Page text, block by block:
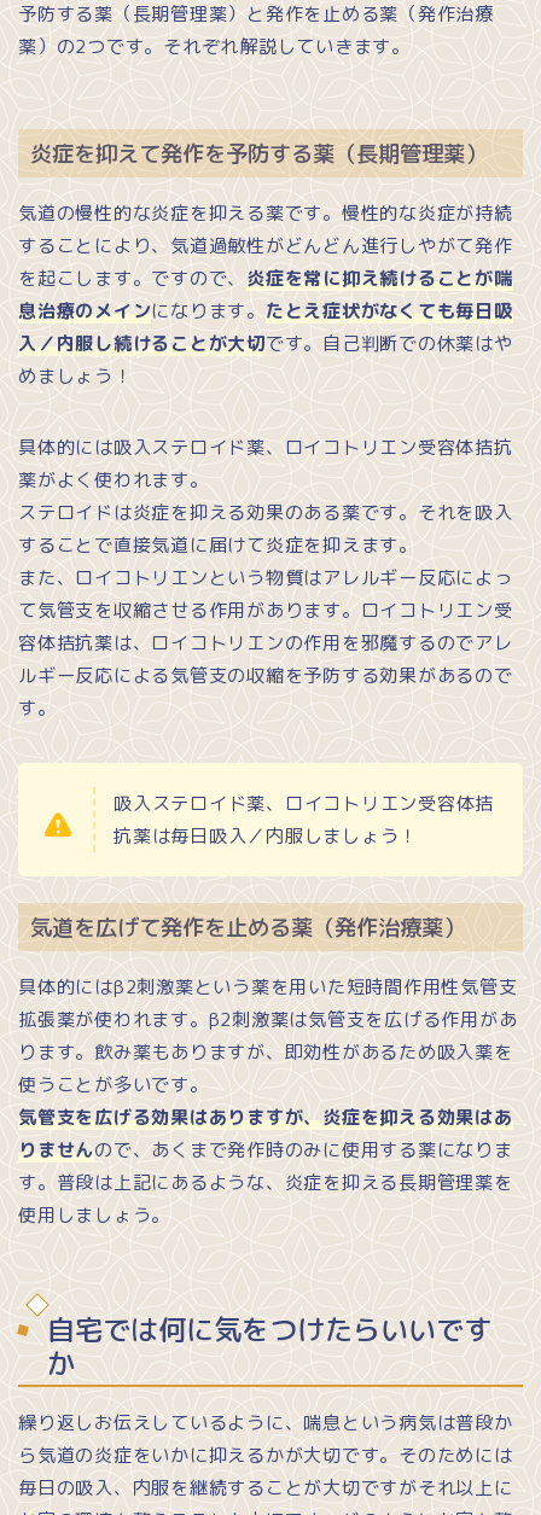
予防する薬（長期管理薬）と発作を止める薬（発作治療
薬）の2つです。それぞれ解説していきます。
炎症を抑えて発作を予防する薬（長期管理薬）
気道の慢性的な炎症を抑える薬です。慢性的な炎症が持続
することにより、気道過敏性がどんどん進行しやがて発作
を起こします。ですので、 炎症を常に抑え続けることが喘
息治療のメインになります。 たとえ症状がなくても毎日吸
入／内服し続けることが大切です。自己判断での休薬はや
めましょう！
具体的には吸入ステロイド薬、ロイコトリエン受容体拮抗
薬がよく使われます。
ステロイドは炎症を抑える効果のある薬です。それを吸入
することで直接気道に届けて炎症を抑えます。
また、ロイコトリエンという物質はアレルギー反応によっ
て気管支を収縮させる作用があります。ロイコトリエン受
容体拮抗薬は、ロイコトリエンの作用を邪魔するのでアレ
ルギー反応による気管支の収縮を予防する効果があるので
す。
吸入ステロイド薬、ロイコトリエン受容体拮
抗薬は毎日吸入／内服しましょう！
気道を広げて発作を止める薬（発作治療薬）
具体的にはβ2刺激薬という薬を用いた短時間作用性気管支
拡張薬が使われます。β2刺激薬は気管支を広げる作用があ
ります。飲み薬もありますが、即効性があるため吸入薬を
使うことが多いです。
気管支を広げる効果はありますが、炎症を抑える効果はあ
りませんので、あくまで発作時のみに使用する薬になりま
す。普段は上記にあるような、炎症を抑える長期管理薬を
使用しましょう。
自宅では何に気をつけたらいいです
か
繰り返しお伝えしているように、喘息という病気は普段か
ら気道の炎症をいかに抑えるかが大切です。そのためには
毎日の吸入、内服を継続することが大切ですがそれ以上に